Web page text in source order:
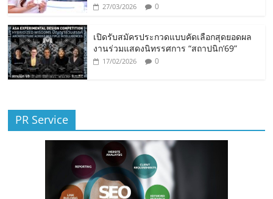
27/03/2026 0
เปิดรับสมัครประกวดแบบคัดเลือกสุดยอดผล
งานร่วมแสดงนิทรรศการ “สถาปนิก’69”
17/02/2026 0
PR Service